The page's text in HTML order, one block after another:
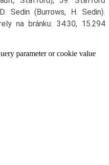
Sedin (Burrows, H. Sedin).
na bránku: 34:30, 15.294